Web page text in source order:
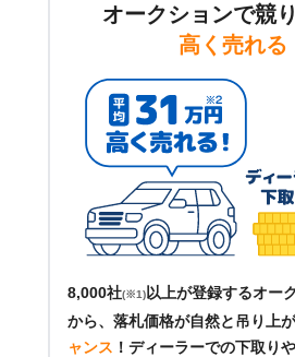
オークションで競
高く売れる
8,000社(※1) 以上が登録するオー
から、落札価格が自然と吊り上が
ャンス ！ ディーラーでの下取り